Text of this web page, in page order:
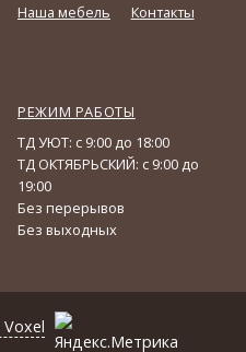
Наша мебель
Контакты
РЕЖИМ РАБОТЫ
ТД УЮТ: с 9:00 до 18:00
ТД ОКТЯБРЬСКИЙ: с 9:00 до
19:00
Без перерывов
Без выходных
Voxel